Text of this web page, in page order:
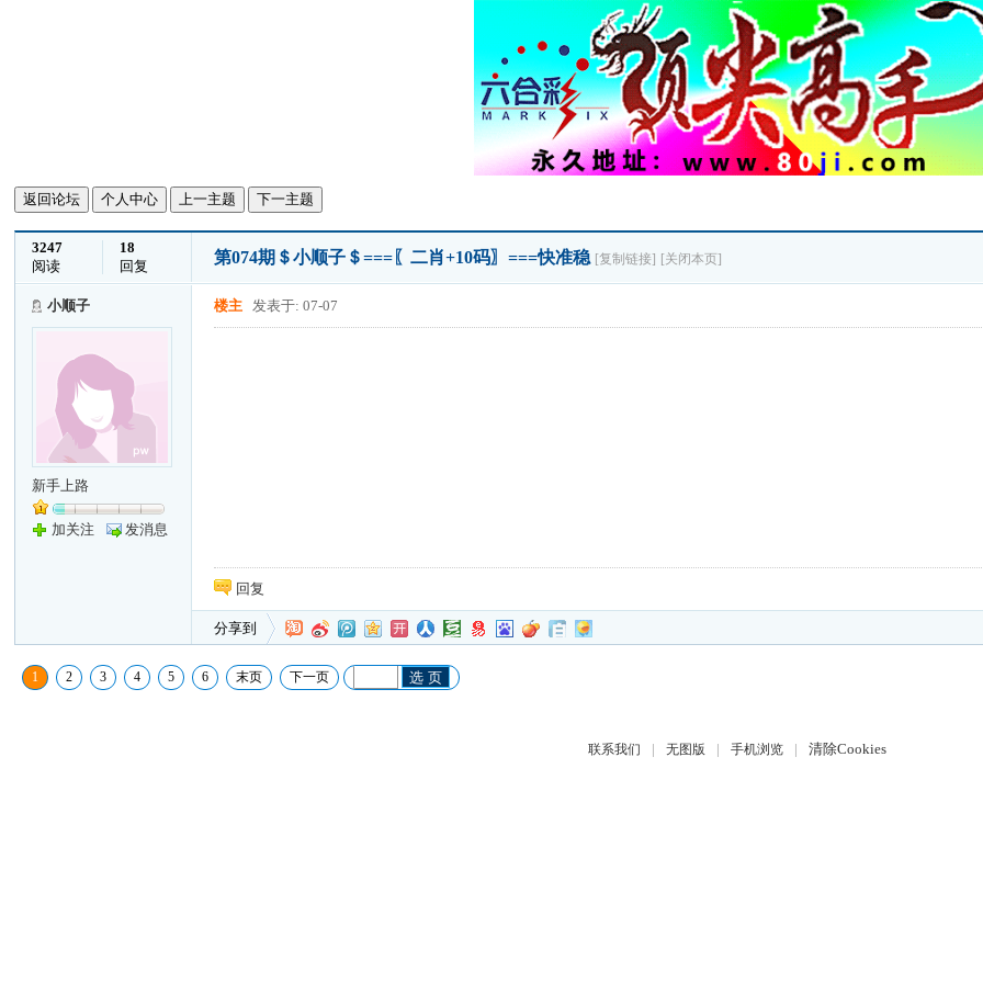
返回论坛 个人中心 上一主题 下一主题
3247
阅读
18
回复
第074期＄小顺子＄===〖二肖+10码〗===快准稳 [复制链接] [关闭本页]
小顺子
新手上路
加关注 发消息
楼主 发表于: 07-07
回复
分享到
1 2 3 4 5 6 末页 下一页 选 页
联系我们 | 无图版 | 手机浏览 | 清除Cookies